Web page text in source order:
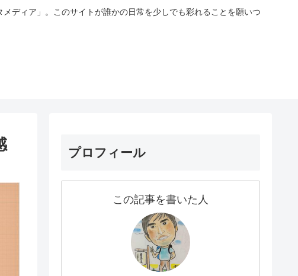
ディア」。このサイトが誰かの日常を少しでも彩れることを願いつ
プロフィール
この記事を書いた人